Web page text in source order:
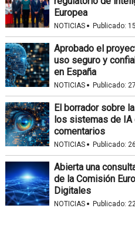
Europea
NOTICIAS · Publicado:
Aprobado el
uso seguro y
en España
NOTICIAS · Publicado:
El borrador sobre
los sistemas de IA
comentarios
NOTICIAS · Publicado:
Abierta una
de la Comisión
Digitales
NOTICIAS · Publicado: